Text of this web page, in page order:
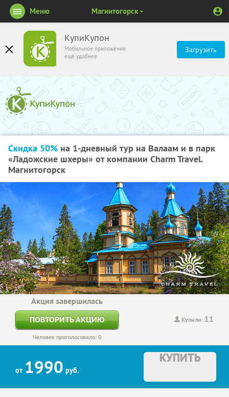
КупиКупон
Мобильное приложение
ещё удобнее
Загрузить
Меню Магнитогорск
Скидка 50% на 1-дневный тур на Валаам и в парк
«Ладожские шхеры» от компании Charm Travel.
Магнитогорск
Купили: 11
Акция завершилась
ПОВТОРИТЬ АКЦИЮ
Человек проголосовало: 0
от 1990 руб.
КУПИТЬ